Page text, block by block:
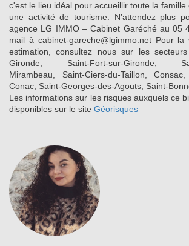
c'est le lieu idéal pour accueillir toute la
une activité de tourisme. N’attendez plus
agence LG IMMO – Cabinet Garéché au 05
mail à cabinet-gareche@lgimmo.net Pour
estimation, consultez nous sur les
Gironde, Saint-Fort-sur-Gironde,
Mirambeau, Saint-Ciers-du-Taillon,
Conac, Saint-Georges-des-Agouts, Saint-
Les informations sur les risques auxquels ce
disponibles sur le site Géorisques